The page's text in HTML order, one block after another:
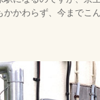
かわらず、今までこ